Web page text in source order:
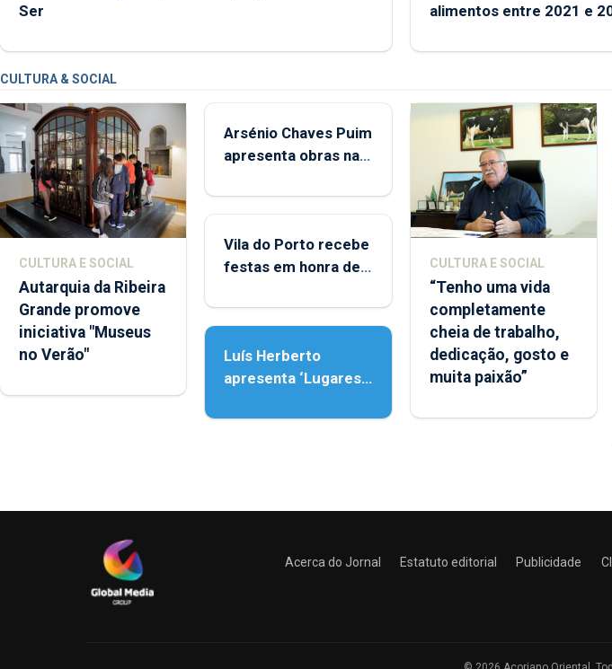
Ser
alimentos entre 2021 e
CULTURA & SOCIAL
CULTURA E SOCIAL
Autarquia da Ribeira
Grande promove
iniciativa "Museus
no Verão"
Arsénio Chaves Puim
apresenta obras na
Porto
Vila do Porto recebe
festas em honra de
Assunção
Luís Herberto
apresenta ‘Lugares
CULTURA E SOCIAL
“Tenho uma vida
completamente
cheia de trabalho,
dedicação, gosto e
muita paixão”
Acerca do Jornal Estatuto editorial Publicidade